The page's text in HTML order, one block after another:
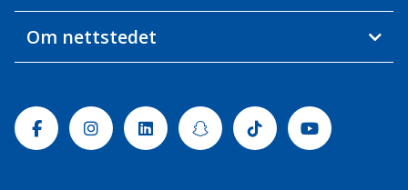
Om nettstedet
FacebookInstagramLinkedinSnapchatTiktok Youtube